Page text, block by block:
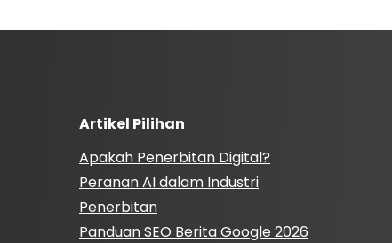
Artikel Pilihan
Apakah Penerbitan Digital?
Peranan AI dalam Industri
Penerbitan
Panduan SEO Berita Google 2026